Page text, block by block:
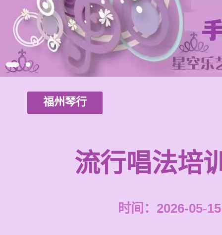
福州琴行
流行唱法培
时间：2026-05-